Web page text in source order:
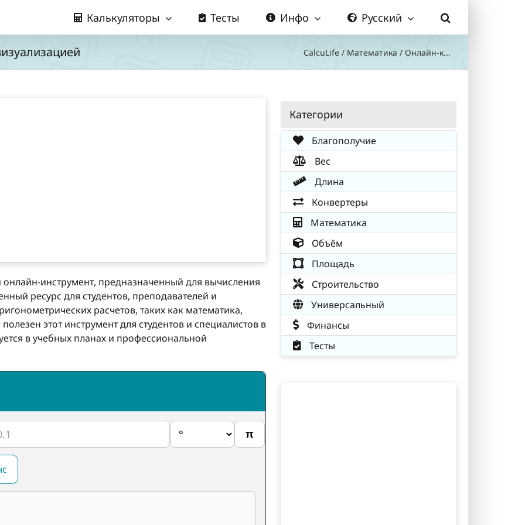
Калькуляторы Тесты Инфо Русский
CalcuLife / Математика / Онлайн-к...
инструмент, предназначенный для вычисления
ресурс для студентов, преподавателей и
расчетов, таких как математика,
этот инструмент для студентов и специалистов в
в учебных планах и профессиональной
π
Категории
Благополучие
Вес
Длина
Конвертеры
Математика
Объём
Площадь
Строительство
Универсальный
Финансы
Тесты